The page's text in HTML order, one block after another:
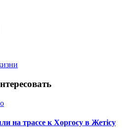
на трассе к Хоргосу в Жетісу